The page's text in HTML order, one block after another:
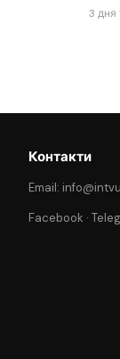
3 дня
Контакти
Email:
Facebook ·